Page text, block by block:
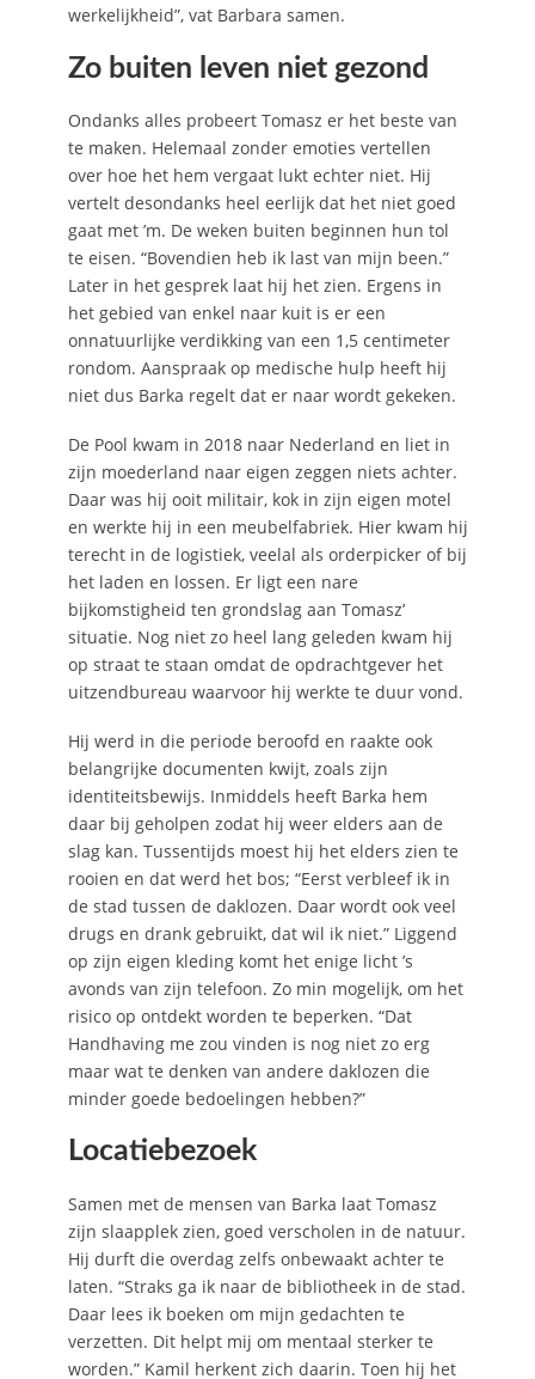
werkelijkheid”, vat Barbara samen.
Zo buiten leven niet gezond
Ondanks alles probeert Tomasz er het beste van
te maken. Helemaal zonder emoties vertellen
over hoe het hem vergaat lukt echter niet. Hij
vertelt desondanks heel eerlijk dat het niet goed
gaat met ’m. De weken buiten beginnen hun tol
te eisen. “Bovendien heb ik last van mijn been.”
Later in het gesprek laat hij het zien. Ergens in
het gebied van enkel naar kuit is er een
onnatuurlijke verdikking van een 1,5 centimeter
rondom. Aanspraak op medische hulp heeft hij
niet dus Barka regelt dat er naar wordt gekeken.
De Pool kwam in 2018 naar Nederland en liet in
zijn moederland naar eigen zeggen niets achter.
Daar was hij ooit militair, kok in zijn eigen motel
en werkte hij in een meubelfabriek. Hier kwam hij
terecht in de logistiek, veelal als orderpicker of bij
het laden en lossen. Er ligt een nare
bijkomstigheid ten grondslag aan Tomasz’
situatie. Nog niet zo heel lang geleden kwam hij
op straat te staan omdat de opdrachtgever het
uitzendbureau waarvoor hij werkte te duur vond.
Hij werd in die periode beroofd en raakte ook
belangrijke documenten kwijt, zoals zijn
identiteitsbewijs. Inmiddels heeft Barka hem
daar bij geholpen zodat hij weer elders aan de
slag kan. Tussentijds moest hij het elders zien te
rooien en dat werd het bos; “Eerst verbleef ik in
de stad tussen de daklozen. Daar wordt ook veel
drugs en drank gebruikt, dat wil ik niet.” Liggend
op zijn eigen kleding komt het enige licht ’s
avonds van zijn telefoon. Zo min mogelijk, om het
risico op ontdekt worden te beperken. “Dat
Handhaving me zou vinden is nog niet zo erg
maar wat te denken van andere daklozen die
minder goede bedoelingen hebben?”
Locatiebezoek
Samen met de mensen van Barka laat Tomasz
zijn slaapplek zien, goed verscholen in de natuur.
Hij durft die overdag zelfs onbewaakt achter te
laten. “Straks ga ik naar de bibliotheek in de stad.
Daar lees ik boeken om mijn gedachten te
verzetten. Dit helpt mij om mentaal sterker te
worden.” Kamil herkent zich daarin. Toen hij het